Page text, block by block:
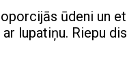
ūdeni un
lupatiņu. Riepu